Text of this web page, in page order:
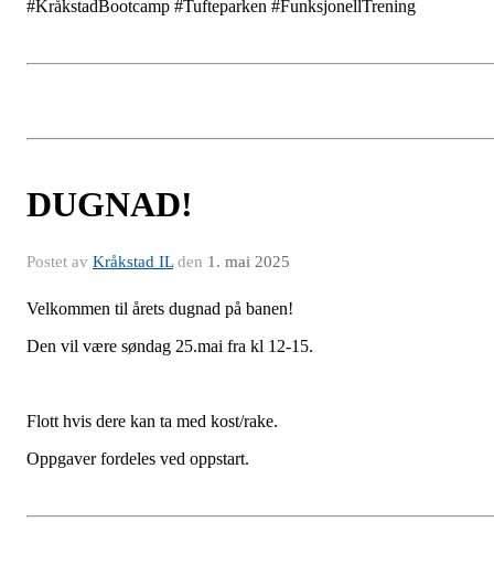
#KråkstadBootcamp #Tufteparken #FunksjonellTrening
DUGNAD!
Postet av Kråkstad ILden 1. mai 2025
Velkommen til årets dugnad på banen!
Den vil være søndag 25.mai fra kl 12-15.
Flott hvis dere kan ta med kost/rake.
Oppgaver fordeles ved oppstart.